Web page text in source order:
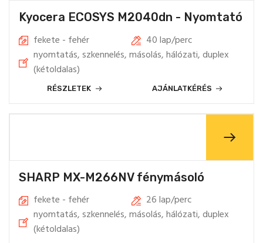
Kyocera ECOSYS M2040dn - Nyomtató
fekete - fehér
40 lap/perc
nyomtatás, szkennelés, másolás, hálózati, duplex
(kétoldalas)
RÉSZLETEK AJÁNLATKÉRÉS
SHARP MX-M266NV fénymásoló
fekete - fehér
26 lap/perc
nyomtatás, szkennelés, másolás, hálózati, duplex
(kétoldalas)